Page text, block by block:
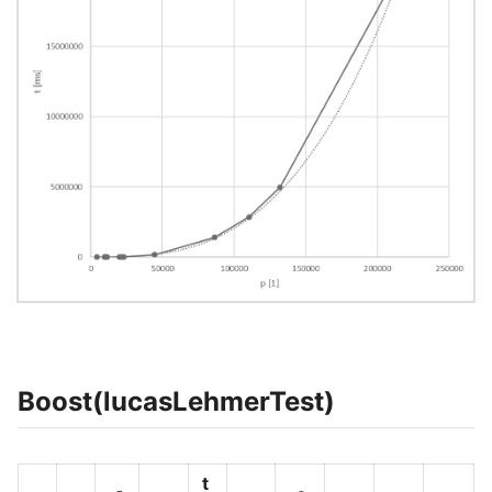
Boost(lucasLehmerTest)
t